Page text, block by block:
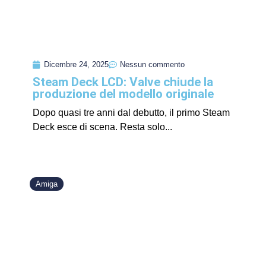
Dicembre 24, 2025 Nessun commento
Steam Deck LCD: Valve chiude la
produzione del modello originale
Dopo quasi tre anni dal debutto, il primo Steam
Deck esce di scena. Resta solo...
Amiga